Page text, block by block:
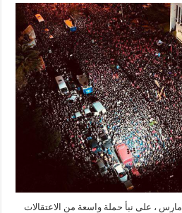
استيقظت تركيا يوم الأربعاء، 19 مارس ، على نبأ حملة واسعة من الاعتقالات